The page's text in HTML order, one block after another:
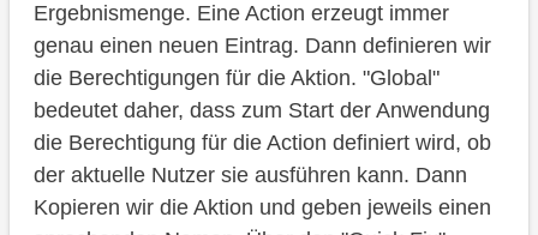
Ergebnismenge. Eine Action erzeugt immer
genau einen neuen Eintrag. Dann definieren wir
die Berechtigungen für die Aktion. "Global"
bedeutet daher, dass zum Start der Anwendung
die Berechtigung für die Action definiert wird, ob
der aktuelle Nutzer sie ausführen kann. Dann
Kopieren wir die Aktion und geben jeweils einen